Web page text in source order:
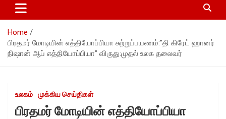
Home
பிரதமர் மோடியின் எத்தியோப்பியா சுற்றுப்பயணம்:”தி கிரேட் ஹானர்
நிஷான் ஆப் எத்தியோப்பியா” விருது:முதல் உலக தலைவர்
உலகம் முக்கிய செய்திகள்
பிரதமர் மோடியின் எத்தியோப்பியா